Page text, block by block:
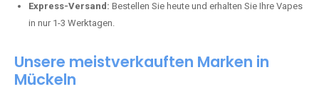
Express-Versand: Bestellen Sie heute und erhalten Sie Ihre Vapes
in nur 1-3 Werktagen.
Unsere meistverkauften Marken in
Mückeln